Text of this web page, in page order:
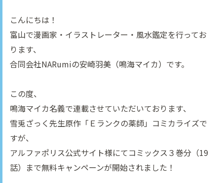
こんにちは！
富山で漫画家・イラストレーター・風水鑑定を行ってお
ります、
合同会社NARumiの安崎羽美（鳴海マイカ）です。
この度、
鳴海マイカ名義で連載させていただいております、
雪兎ざっく先生原作「Ｅランクの薬師」コミカライズで
すが、
アルファポリス公式サイト様にてコミックス３巻分（19
話）まで無料キャンペーンが開始されました！